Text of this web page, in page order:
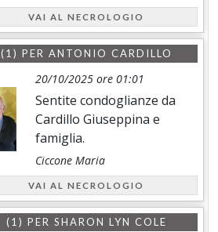
VAI AL NECROLOGIO
(1) PER ANTONIO CARDILLO
20/10/2025 ore 01:01
Sentite condoglianze da
Cardillo Giuseppina e
famiglia.
Ciccone Maria
VAI AL NECROLOGIO
(1) PER SHARON LYN COLE